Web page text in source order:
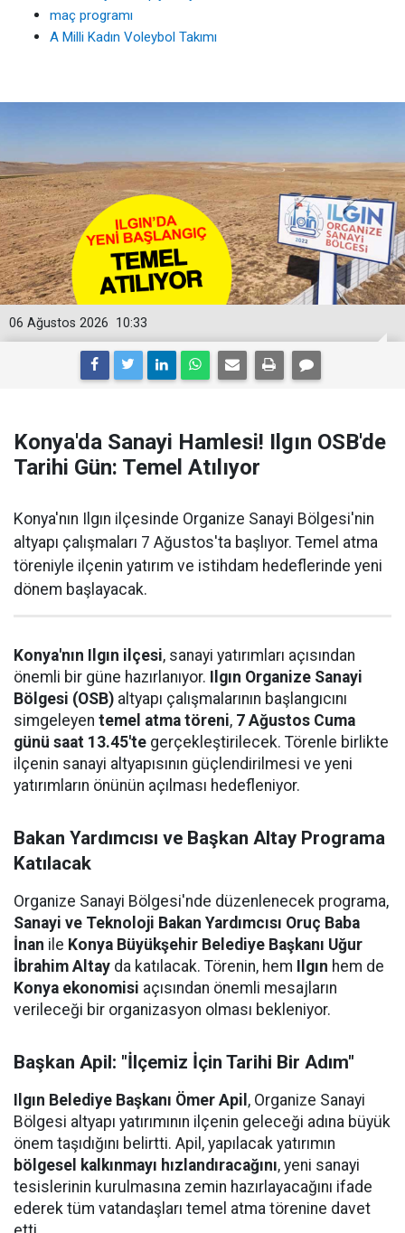
maç programı
A Milli Kadın Voleybol Takımı
10:33
06 Ağustos 2026
Konya'da Sanayi Hamlesi! Ilgın OSB'de
Tarihi Gün: Temel Atılıyor
Konya'nın Ilgın ilçesinde Organize Sanayi Bölgesi'nin
altyapı çalışmaları 7 Ağustos'ta başlıyor. Temel atma
töreniyle ilçenin yatırım ve istihdam hedeflerinde yeni
dönem başlayacak.
Konya'nın Ilgın ilçesi, sanayi yatırımları açısından
önemli bir güne hazırlanıyor.
Ilgın Organize Sanayi
Bölgesi (OSB) altyapı çalışmalarının başlangıcını
simgeleyen temel atma töreni, 7 Ağustos Cuma
günü saat 13.45'te gerçekleştirilecek. Törenle birlikte
ilçenin sanayi altyapısının güçlendirilmesi ve yeni
yatırımların önünün açılması hedefleniyor.
Bakan Yardımcısı ve Başkan Altay Programa
Katılacak
Organize Sanayi Bölgesi'nde düzenlenecek programa,
Sanayi ve Teknoloji Bakan Yardımcısı Oruç Baba
İnan ile Konya Büyükşehir Belediye Başkanı Uğur
İbrahim Altay da katılacak. Törenin, hem Ilgın hem de
Konya ekonomisi açısından önemli mesajların
verileceği bir organizasyon olması bekleniyor.
Başkan Apil: "İlçemiz İçin Tarihi Bir Adım"
Ilgın Belediye Başkanı Ömer Apil , Organize Sanayi
Bölgesi altyapı yatırımının ilçenin geleceği adına büyük
önem taşıdığını belirtti. Apil, yapılacak yatırımın
bölgesel kalkınmayı hızlandıracağını, yeni sanayi
tesislerinin kurulmasına zemin hazırlayacağını ifade
ederek tüm vatandaşları temel atma törenine davet